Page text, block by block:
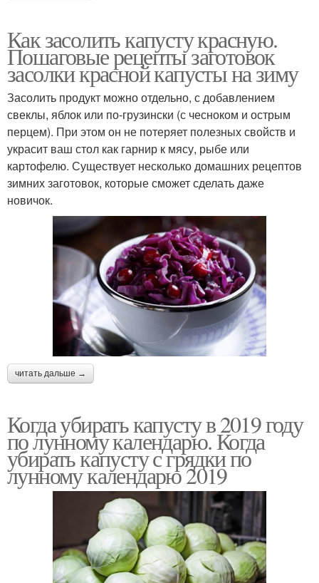
Как засолить капусту красную.
Пошаговые рецепты заготовок
засолки красной капусты на зиму
Засолить продукт можно отдельно, с добавлением
свеклы, яблок или по-грузински (с чесноком и острым
перцем). При этом он не потеряет полезных свойств и
украсит ваш стол как гарнир к мясу, рыбе или
картофелю. Существует несколько домашних рецептов
зимних заготовок, которые сможет сделать даже
новичок.
читать дальше →
Когда убирать капусту в 2019 году
по лунному календарю. Когда
убирать капусту с грядки по
лунному календарю 2019